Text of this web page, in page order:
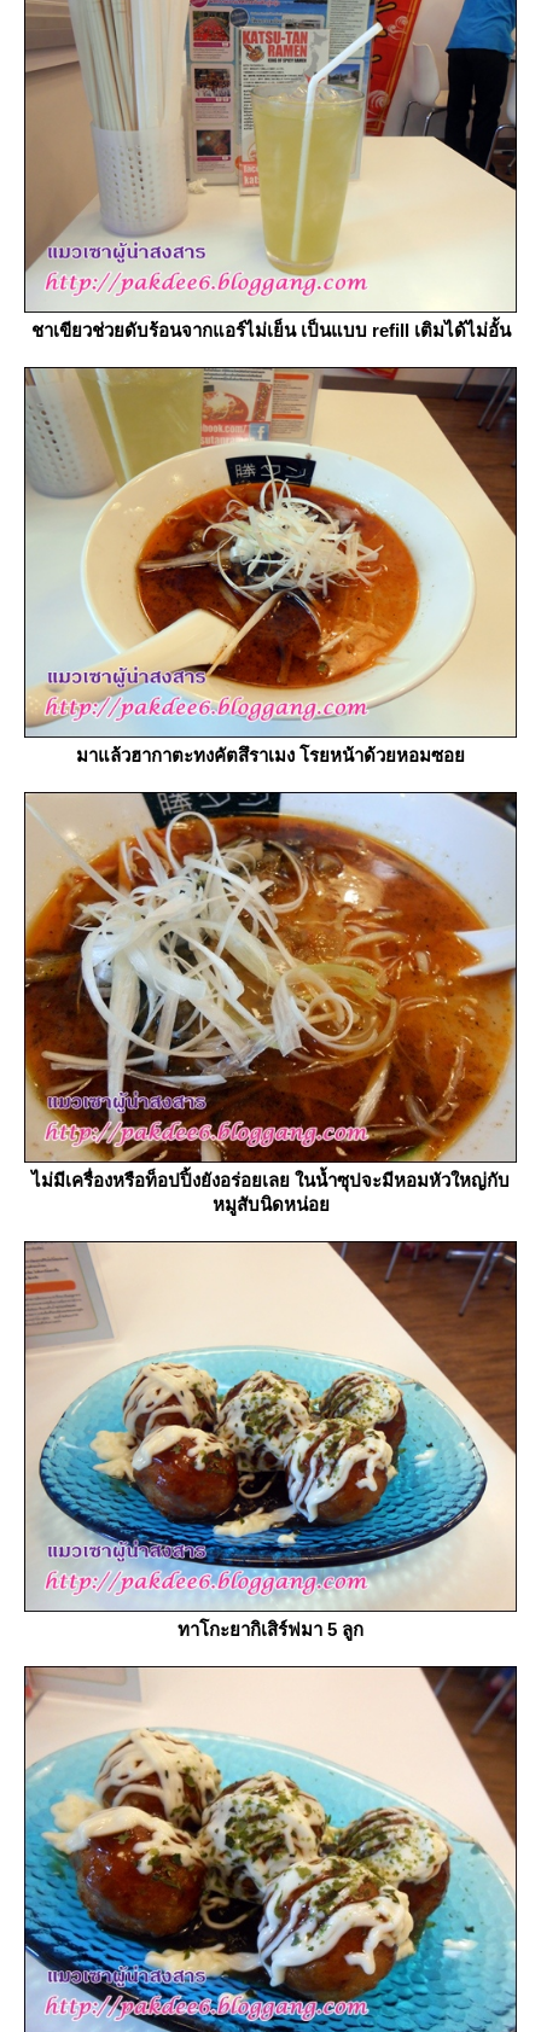
ชาเขียวช่วยดับร้อนจากแอร์ไม่เย็น เป็นแบบ refill เติมได้ไม่อั้น
มาแล้วฮากาตะทงคัตสึราเมง โรยหน้าด้วยหอมซอ
ไม่มีเครื่องหรือท็อปปิ้งยังอร่อยเลย ในน้ำซุปจะมีหอมหัวใหญ่กับ
หมูสับนิดหน่อ
ทาโกะยากิเสิร์ฟมา 5 ลูก